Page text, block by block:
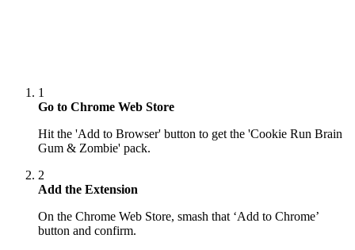
1
Go to Chrome Web Store
Hit the 'Add to Browser' button to get the 'Cookie Run Brain
Gum & Zombie' pack.
2
Add the Extension
On the Chrome Web Store, smash that ‘Add to Chrome’
button and confirm.